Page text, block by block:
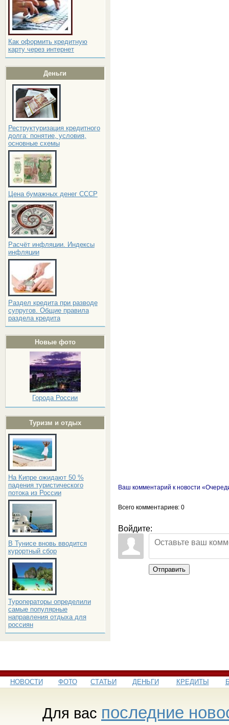
Как оформить кредитную
карту через интернет
Деньги
Реструктуризация кредитного
долга: понятие, условия,
основные схемы
Цена бумажных денег СССР
Расчёт инфляции. Индексы
инфляции
Раздел кредита при разводе
супругов. Общие правила
раздела кредита
Новые фото
Города России
Туризм и отдых
На Кипре ожидают 50 %
падения туристического
потока из России
В Тунисе вновь вводится
курортный сбор
Туроператоры определили
самые популярные
направления отдыха для
россиян
Ваш комментарий к новости
Всего комментариев: 0
Войдите:
Отправить
НОВОСТИ ФОТО СТАТЬИ ДЕНЬГИ КРЕДИТЫ
Для вас последние